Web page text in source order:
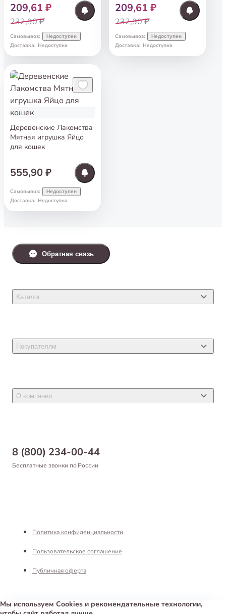
209,61 ₽
232,90 ₽
Самовывоз: Недоступен
Доставка: Недоступна
209,61 ₽
232,90 ₽
Самовывоз: Недоступен
Доставка: Недоступна
Деревенские Лакомства
Мятная игрушка Яйцо
для кошек
555,90 ₽
Самовывоз: Недоступен
Доставка: Недоступна
8 (800) 234-00-44
Бесплатные звонки по России
Каталог
Товары для собак
Товары для птиц
Покупателям
Новости
Самовывоз
Оформление заказа
О компании
Благотворительный фонд
Реквизиты
Обратная связь
Политика конфиденциальности
Пользовательское соглашение
Публичная оферта
Мы используем Cookies и рекомендательные технологии,